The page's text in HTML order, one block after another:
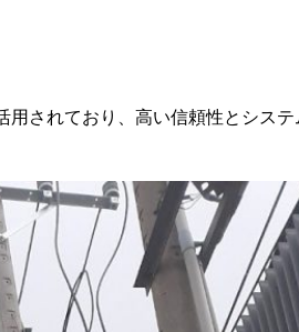
されており、高い信頼性とシステ